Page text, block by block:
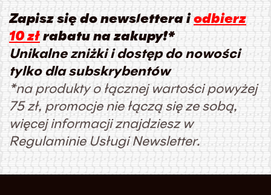
Zapisz się do newslettera iodbierz
10 zł rabatu na zakupy!*
Unikalne zniżki i dostęp do nowości
tylko dla subskrybentów
*na produkty o łącznej wartości powyżej
75 zł, promocje nie łączą się ze sobą,
więcej informacji znajdziesz w
Regulaminie Usługi Newsletter.